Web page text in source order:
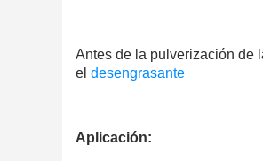
Antes de la pulverización de
el desengrasante
Aplicación: